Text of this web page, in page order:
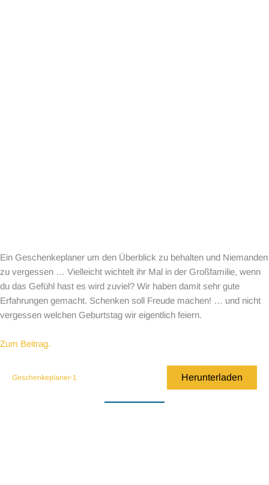
Ein Geschenkeplaner um den Überblick zu behalten und Niemanden
zu vergessen … Vielleicht wichtelt ihr Mal in der Großfamilie, wenn
du das Gefühl hast es wird zuviel? Wir haben damit sehr gute
Erfahrungen gemacht. Schenken soll Freude machen! … und nicht
vergessen welchen Geburtstag wir eigentlich feiern.
Zum Beitrag.
Geschenkeplaner-1 Herunterladen